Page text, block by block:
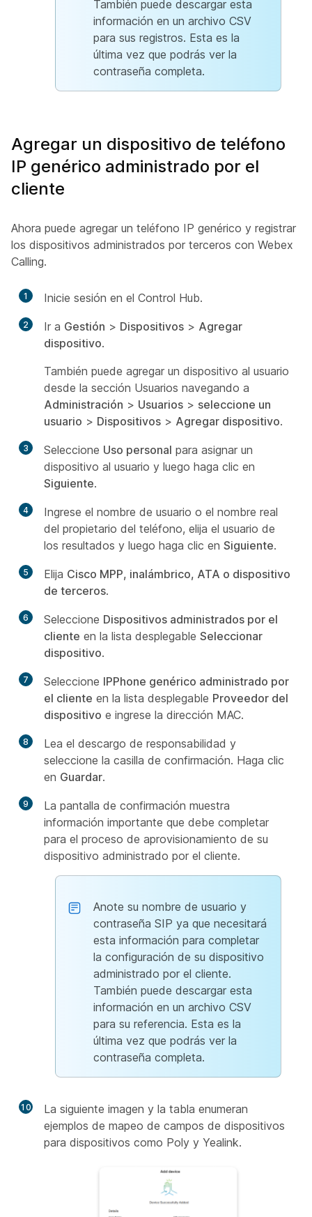
También puede descargar esta
información en un archivo CSV
para sus registros. Esta es la
última vez que podrás ver la
contraseña completa.
Agregar un dispositivo de teléfono
IP genérico administrado por el
cliente
Ahora puede agregar un teléfono IP genérico y registrar
los dispositivos administrados por terceros con Webex
Calling.
1 Inicie sesión en el Control Hub.
2 Ir a Gestión > Dispositivos > Agregar
dispositivo.
También puede agregar un dispositivo al usuario
desde la sección Usuarios navegando a
Administración > Usuarios > seleccione un
usuario > Dispositivos > Agregar dispositivo.
3 Seleccione Uso personal para asignar un
dispositivo al usuario y luego haga clic en
Siguiente.
4
Ingrese el nombre de usuario o el nombre real
del propietario del teléfono, elija el usuario de
los resultados y luego haga clic en Siguiente.
5 Elija Cisco MPP, inalámbrico, ATA o dispositivo
de terceros.
6 Seleccione Dispositivos administrados por el
cliente en la lista desplegable Seleccionar
dispositivo.
7 Seleccione IPPhone genérico administrado por
el cliente en la lista desplegable Proveedor del
dispositivo e ingrese la dirección MAC.
8
Lea el descargo de responsabilidad y
seleccione la casilla de confirmación. Haga clic
en Guardar.
9
La pantalla de confirmación muestra
información importante que debe completar
para el proceso de aprovisionamiento de su
dispositivo administrado por el cliente.
Anote su nombre de usuario y
contraseña SIP ya que necesitará
esta información para completar
la configuración de su dispositivo
administrado por el cliente.
También puede descargar esta
información en un archivo CSV
para su referencia. Esta es la
última vez que podrás ver la
contraseña completa.
10
La siguiente imagen y la tabla enumeran
ejemplos de mapeo de campos de dispositivos
para dispositivos como Poly y Yealink.